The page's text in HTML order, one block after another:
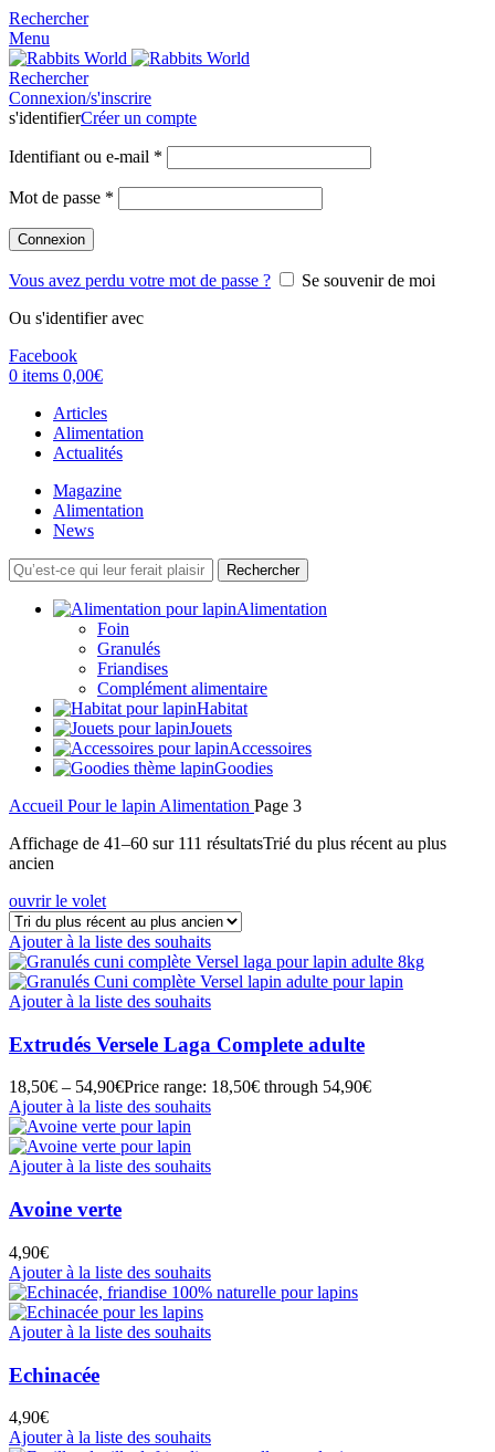
Rechercher
Menu
Rechercher
Connexion/s'inscrire
s'identifierCréer un compte
Identifiant ou e-mail *
Mot de passe *
Connexion
Vous avez perdu votre mot de passe ?
Se souvenir de moi
Ou s'identifier avec
Facebook
0 items 0,00€
Articles
Alimentation
Actualités
Magazine
Alimentation
News
Rechercher
Alimentation
Foin
Granulés
Friandises
Complément alimentaire
Habitat
Jouets
Accessoires
Goodies
Accueil Pour le lapin Alimentation Page 3
Affichage de 41–60 sur 111 résultatsTrié du plus récent au plus
ancien
ouvrir le volet
Ajouter à la liste des souhaits
Ajouter à la liste des souhaits
Extrudés Versele Laga Complete adulte
18,50€ – 54,90€Price range: 18,50€ through 54,90€
Ajouter à la liste des souhaits
Ajouter à la liste des souhaits
Avoine verte
4,90€
Ajouter à la liste des souhaits
Ajouter à la liste des souhaits
Echinacée
4,90€
Ajouter à la liste des souhaits